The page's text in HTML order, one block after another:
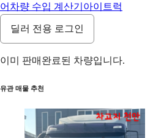
어 차량 수입 계산기 아이트럭
딜러 전용 로그인
이미 판매완료된 차량입니다.
유관 매물 추천